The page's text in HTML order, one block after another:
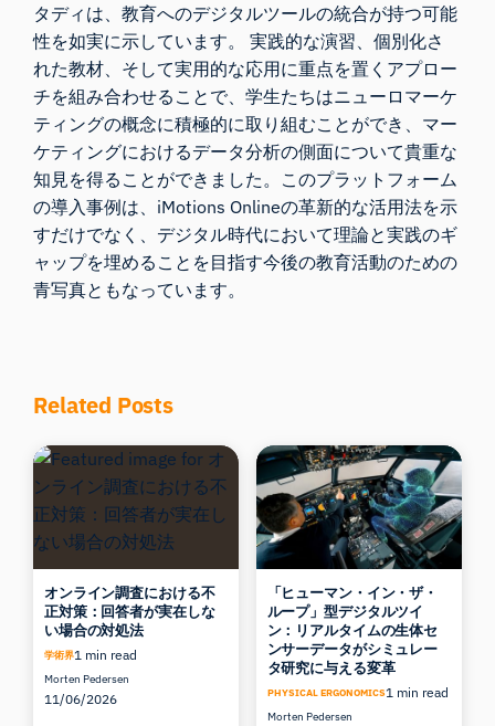
タディは、教育へのデジタルツールの統合が持つ可能
性を如実に示しています。 実践的な演習、個別化さ
れた教材、そして実用的な応用に重点を置くアプロー
チを組み合わせることで、学生たちはニューロマーケ
ティングの概念に積極的に取り組むことができ、マー
ケティングにおけるデータ分析の側面について貴重な
知見を得ることができました。このプラットフォーム
の導入事例は、iMotions Onlineの革新的な活用法を示
すだけでなく、デジタル時代において理論と実践のギ
ャップを埋めることを目指す今後の教育活動のための
青写真ともなっています。
Related Posts
オンライン調査における不
正対策：回答者が実在しな
い場合の対処法
学術界1 min read
Morten Pedersen
11/06/2026
「ヒューマン・イン・ザ・
ループ」型デジタルツイ
ン：リアルタイムの生体セ
ンサーデータがシミュレー
タ研究に与える変革
PHYSICAL ERGONOMICS1 min read
Morten Pedersen